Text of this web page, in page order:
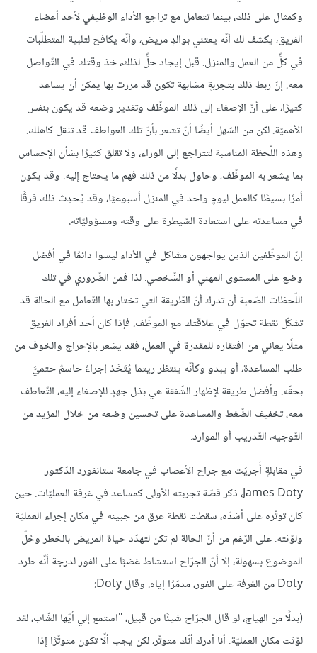
وكمثال على ذلك، بينما تتعامل مع تراجع الأداء الوظيفي لأحد أعضاء
الفريق، يكشف لك أنّه يعتني بوالدٍ مريض، وأنّه يكافح لتلبية المتطلّبات
في كلٍّ من العمل والمنزل. قبل إيجاد حلٍّ لذلك، خذ وقتك في التّواصل
معه. إنّ ربط ذلك بتجربةٍ مشابهة تكون قد مررت بها يمكن أن يساعد
كثيرًا، على أنّ الإصغاء إلى ذلك الموظّف وتقدير وضعه قد يكون بنفس
الأهميّة. لكن من السّهل أيضًا أنّ تشعر بأنّ تلك العواطف قد تثقل كاهلك.
وهذه اللّحظة المناسبة لتتراجع إلى الوراء، ولا تقلق كثيرًا بشأن الإحساس
بما يشعر به الموظّف، وحاول بدلًا من ذلك فهم ما يحتاج إليه. وقد يكون
أمرًا بسيطًا كالعمل ليومٍ واحد في المنزل أسبوعيًا، وقد يُحدِث ذلك فرقًا
في مساعدته على استعادة السّيطرة على وقته ومسؤوليّاته.
إنّ الموظّفين الذين يواجهون مشاكل في الأداء ليسوا دائمًا في أفضل
وضع على المستوى المهني أو الشّخصي. لذا فمن الضّروري في تلك
اللّحظات الصّعبة أن تدرك أنّ الطّريقة التي تختار بها التّعامل مع الحالة قد
تشكّل نقطة تحوّل في علاقتك مع الموظّف. فإذا كان أحد أفراد الفريق
مثلًا يعاني من افتقاره للمقدرة في العمل، فقد يشعر بالإحراج والخوف من
طلب المساعدة، أو يبدو وكأنّه ينتظر ريثما يُتَخَذ إجراءٌ حاسمٌ حتميٌّ
بحقّه. وأفضل طريقة لإظهار الشّفقة هي بذل جهدٍ للإصغاء إليه، التّعاطف
معه، تخفيف الضّغط والمساعدة على تحسين وضعه من خلال المزيد من
التّوجيه، التّدريب أو الموارد.
في مقابلةٍ أُجريَت مع جراح الأعصاب في جامعة ستانفورد الدّكتور
James Doty، ذكر قصّة تجربته الأولى كمساعد في غرفة العمليّات. حين
كان توتّره على أشدّه، سقطت نقطة عرق من جبينه في مكان إجراء العمليّة
ولوّثته. على الرّغم من أنّ الحالة لم تكن لتهدّد حياة المريض بالخطر وحُلّ
الموضوع بسهولة، إلا أنّ الجرّاح استشاط غضبًا على الفور لدرجة أنّه طرد
Doty من الغرفة على الفور، مدمّرًا إياه. وقال Doty:
(بدلًا من الهياج، لو قال الجرّاح شيئًا من قبيل، "استمع إلي أيّها الشّاب، لقد
لوّثت مكان العمليّة. أنا أدرك أنّك متوتّر، لكن يجب ألّا تكون متوتّرًا إذا